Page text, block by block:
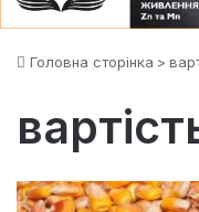
Головна сторінка >